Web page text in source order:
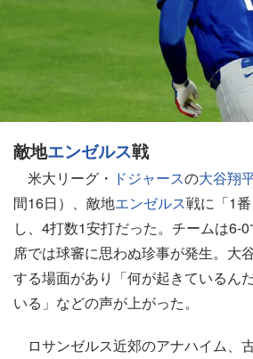
敵地エンゼルス戦
米大リーグ・ ドジャースの大谷翔
間16日）、敵地エンゼルス戦に「1
し、4打数1安打だった。チームは6-
席では球審に思わぬ珍事が発生。大
する場面があり「何が起きているん
いる」などの声が上がった。
ロサンゼルス近郊のアナハイム、